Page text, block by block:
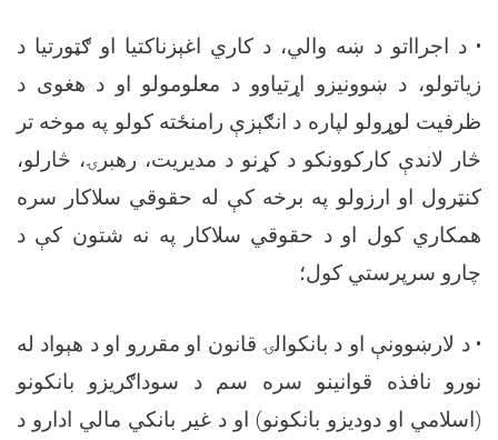
• د اجرااتو د ښه والي، د کاري اغېزناکتیا او ګټورتیا د
زیاتولو، د ښوونیزو اړتیاوو د معلومولو او د هغوی د
ظرفیت لوړولو لپاره د انګېزې رامنځته کولو په موخه تر
څار لاندې کارکوونکو د کړنو د مدیریت، رهبرۍ، څارلو،
کنټرول او ارزولو په برخه کې له حقوقي سلاکار سره
همکاري کول او د حقوقي سلاکار په نه شتون کې د
چارو سرپرستي کول؛
• د لارښوونې او د بانکوالۍ قانون او مقررو او د هېواد له
نورو نافذه قوانینو سره سم د سوداګریزو بانکونو
(اسلامي او دودیزو بانکونو) او د غیر بانکي مالي ادارو د